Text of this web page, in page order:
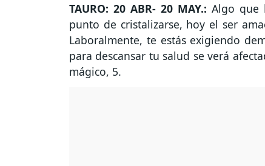
TAURO: 20 ABR- 20 MAY.: Algo que
punto de cristalizarse, hoy el ser
Laboralmente, te estás exigiendo
para descansar tu salud se verá
mágico, 5.